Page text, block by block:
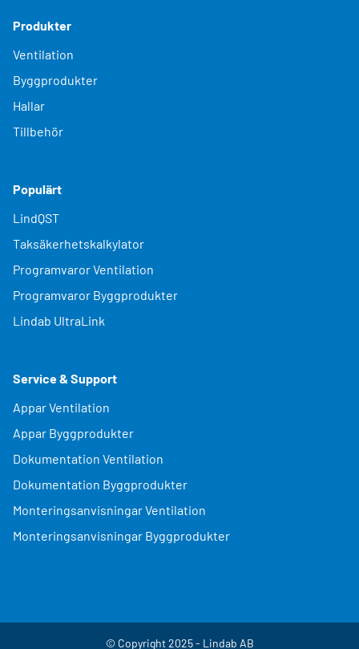
Produkter
Ventilation
Byggprodukter
Hallar
Tillbehör
Populärt
LindQST
Taksäkerhetskalkylator
Programvaror Ventilation
Programvaror Byggprodukter
Lindab UltraLink
Service & Support
Appar Ventilation
Appar Byggprodukter
Dokumentation Ventilation
Dokumentation Byggprodukter
Monteringsanvisningar Ventilation
Monteringsanvisningar Byggprodukter
© Copyright 2025 - Lindab AB